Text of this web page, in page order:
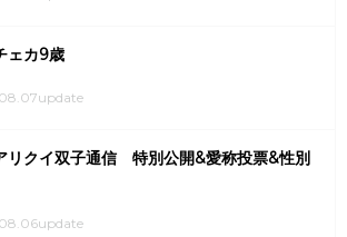
ェカ9歳
リクイ双子通信 特別公開&愛称投票&性別